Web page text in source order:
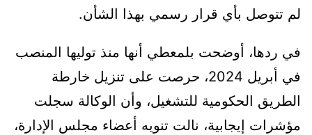
لم تتوصل بأي قرار رسمي بهذا الشأن.
في ردها، أوضحت بلمعطي أنها منذ توليها المنصب
في أبريل 2024، حرصت على تنزيل خارطة
الطريق الحكومية للتشغيل، وأن الوكالة سجلت
مؤشرات إيجابية، نالت تنويه أعضاء مجلس الإدارة،